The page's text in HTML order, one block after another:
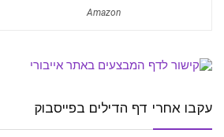
Amazon
עקבו אחרי דף הדילים בפייסבוק